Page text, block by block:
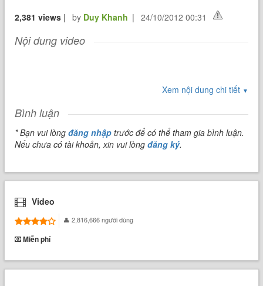
2,381 views | by Duy Khanh | 24/10/2012 00:31
Nội dung video
Xem nội dung chi tiết ▼
Bình luận
* Bạn vui lòngđăng nhập trước để có thể tham gia bình luận.
Nếu chưa có tài khoản, xin vui lòngđăng ký.
Video
2,816,666 người dùng
Miễn phí